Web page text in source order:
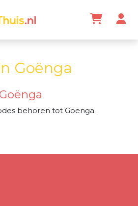
Goënga
behoren tot Goënga.